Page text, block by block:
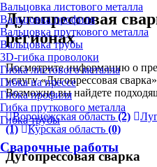
Вальцовка листового металла
Вальцовка профиля
Вальцовка пруткового металла
Вальцовка трубы
3D-гибка проволоки
Гибка листового металла
Гибка на прессе
Гибка профиля
Гибка пруткового металла
Гибка трубы
Сварочные работы
Дугопрессовая
регионах
Посмотрите информацию о
услугу «Дугопрессовая
Возможно вы найдете
Воронежская область(2)
(1)
Курская область (0)
Дугопрессовая сварка